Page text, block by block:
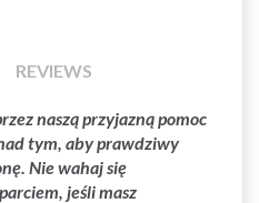
REVIEWS
naszą przyjazną pomoc
tym, aby prawdziwy
Nie wahaj się
jeśli masz